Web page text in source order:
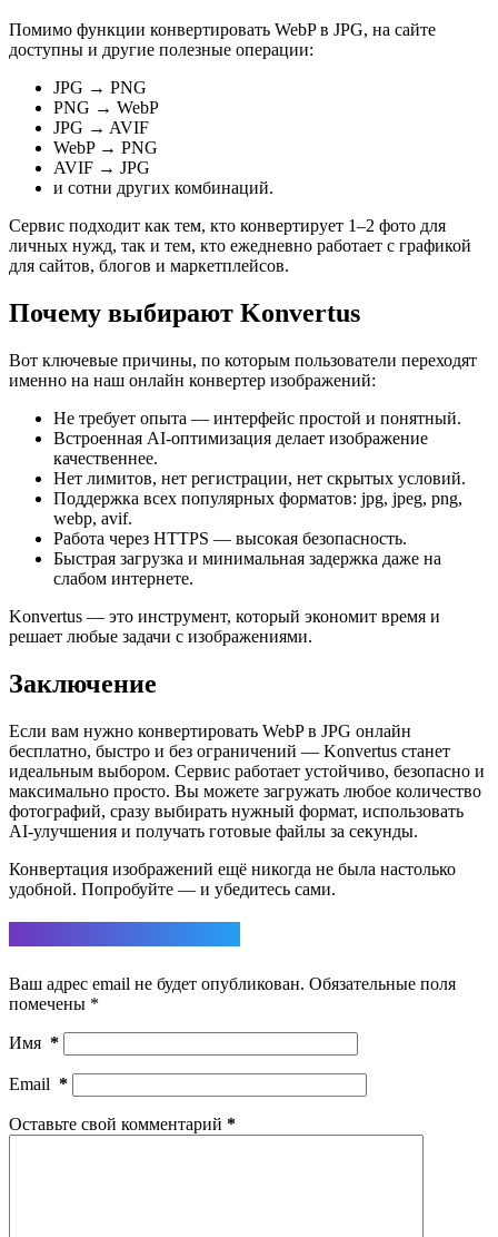
Помимо функции конвертировать WebP в JPG, на сайте
доступны и другие полезные операции:
JPG → PNG
PNG → WebP
JPG → AVIF
WebP → PNG
AVIF → JPG
и сотни других комбинаций.
Сервис подходит как тем, кто конвертирует 1–2 фото для
личных нужд, так и тем, кто ежедневно работает с графикой
для сайтов, блогов и маркетплейсов.
Почему выбирают Konvertus
Вот ключевые причины, по которым пользователи переходят
именно на наш онлайн конвертер изображений:
Не требует опыта — интерфейс простой и понятный.
Встроенная AI-оптимизация делает изображение
качественнее.
Нет лимитов, нет регистрации, нет скрытых условий.
Поддержка всех популярных форматов: jpg, jpeg, png,
webp, avif.
Работа через HTTPS — высокая безопасность.
Быстрая загрузка и минимальная задержка даже на
слабом интернете.
Konvertus — это инструмент, который экономит время и
решает любые задачи с изображениями.
Заключение
Если вам нужно конвертировать WebP в JPG онлайн
бесплатно, быстро и без ограничений — Konvertus станет
идеальным выбором. Сервис работает устойчиво, безопасно и
максимально просто. Вы можете загружать любое количество
фотографий, сразу выбирать нужный формат, использовать
AI-улучшения и получать готовые файлы за секунды.
Конвертация изображений ещё никогда не была настолько
удобной. Попробуйте — и убедитесь сами.
Ваш адрес email не будет опубликован. Обязательные поля
помечены *
Имя *
Email *
Оставьте свой комментарий *